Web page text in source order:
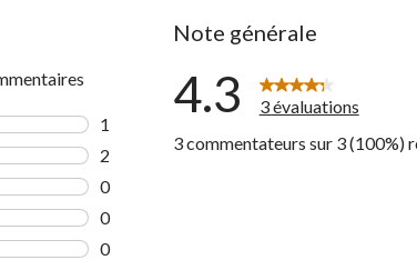
1
1 commentaires avec 5 étoiles.
2
2 commentaires avec 4 étoiles.
0
0 commentaires avec 3 étoiles.
0
0 commentaires avec 2 étoiles.
0
Note générale
4.3
3 évaluations
3 commentateurs sur 3 (100%)